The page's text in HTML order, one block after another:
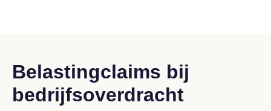
Belastingclaims bij
bedrijfsoverdracht